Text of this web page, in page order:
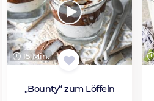
15 Min.
„Bounty“ zum Löffeln